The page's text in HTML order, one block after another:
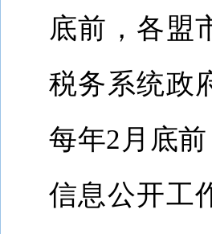
底前，各盟
税务系统政
每年2 月底
信息公开工